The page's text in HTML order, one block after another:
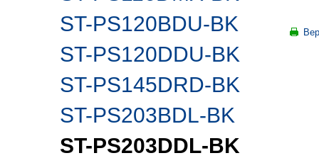
ST-PS120BDU-BK
ST-PS120DDU-BK
ST-PS145DRD-BK
ST-PS203BDL-BK
ST-PS203DDL-BK